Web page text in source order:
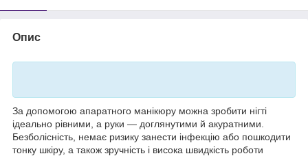
Опис
За допомогою апаратного манікюру можна зробити нігті
ідеально рівними, а руки — доглянутими й акуратними.
Безболісність, немає ризику занести інфекцію або пошкодити
тонку шкіру, а також зручність і висока швидкість роботи